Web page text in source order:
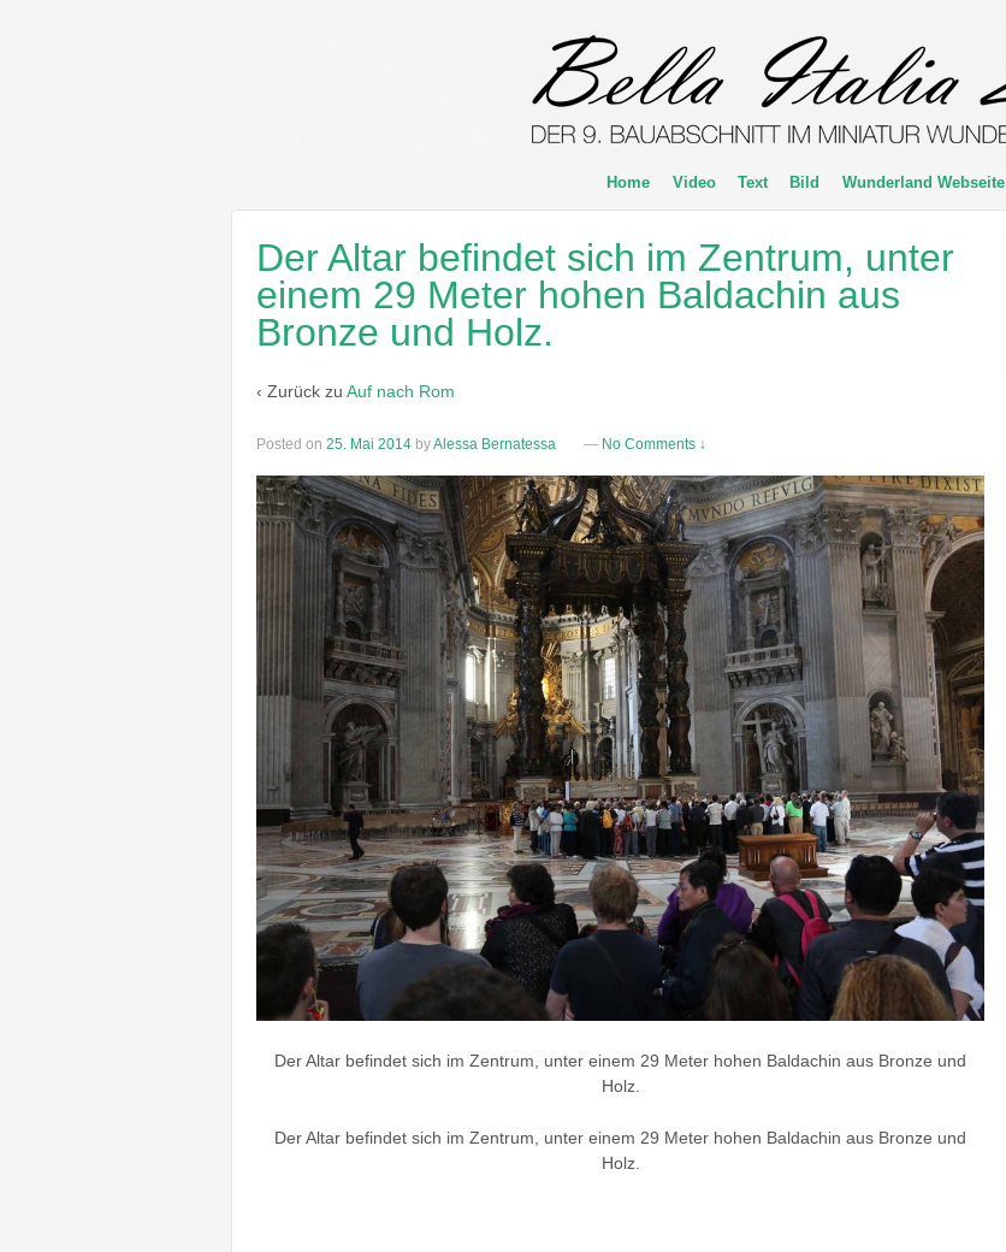
Home Video Text Bild Wunderland Webseite
Der Altar befindet sich im Zentrum, unter
einem 29 Meter hohen Baldachin aus
Bronze und Holz.
‹ Zurück zu Auf nach Rom
Posted on 25. Mai 2014 byAlessa Bernatessa — No Comments ↓
Der Altar befindet sich im Zentrum, unter einem 29 Meter hohen Baldachin aus Bronze und
Holz.
Der Altar befindet sich im Zentrum, unter einem 29 Meter hohen Baldachin aus Bronze und
Holz.